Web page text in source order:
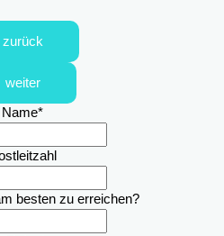
zurück
weiter
Name*
besten zu erreichen?